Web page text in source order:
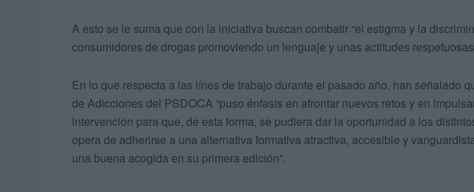
A esto se le suma que con la iniciativa buscan combatir “el estigma y la
consumidores de drogas promoviendo un lenguaje y unas actitudes
En lo que respecta a las línes de trabajo durante el pasado año, han señalado
de Adicciones del PSDOCA “puso énfasis en afrontar nuevos retos y en
intervención para que, de esta forma, se pudiera dar la oportunidad a los
opera de adherirse a una alternativa formativa atractiva, accesible y
una buena acogida en su primera edición”.